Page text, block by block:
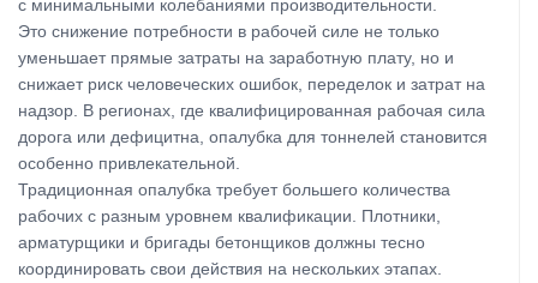
с минимальными колебаниями производительности.
Это снижение потребности в рабочей силе не только
уменьшает прямые затраты на заработную плату, но и
снижает риск человеческих ошибок, переделок и затрат на
надзор. В регионах, где квалифицированная рабочая сила
дорога или дефицитна, опалубка для тоннелей становится
особенно привлекательной.
Традиционная опалубка требует большего количества
рабочих с разным уровнем квалификации. Плотники,
арматурщики и бригады бетонщиков должны тесно
координировать свои действия на нескольких этапах.